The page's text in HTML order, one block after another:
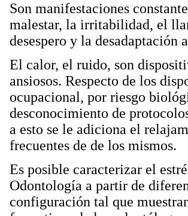
Son manifestaciones
malestar, la irritabilidad, el
desespero y la desadaptación
El calor, el ruido, son
ansiosos. Respecto de los
ocupacional, por riesgo
desconocimiento de
a esto se le adiciona el
frecuentes de de los mismos.
Es posible caracterizar el
Odontología a partir de
configuración tal que